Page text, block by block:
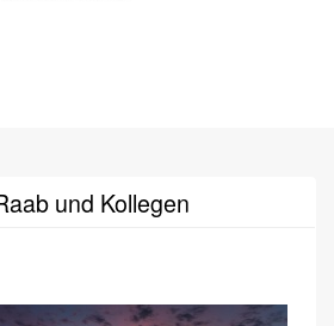
und Kollegen